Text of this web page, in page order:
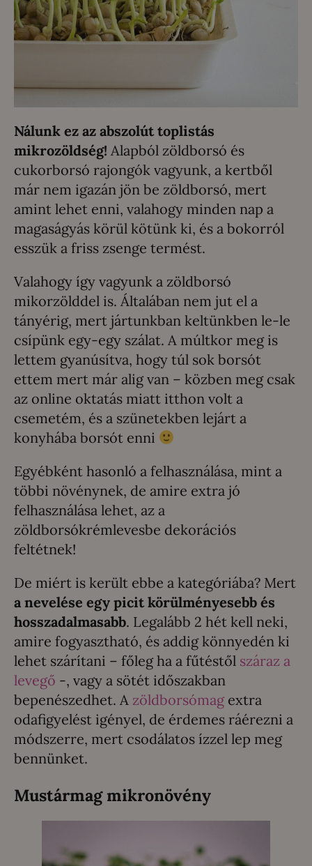
Nálunk ez az abszolút toplistás
mikrozöldség! Alapból zöldborsó és
cukorborsó rajongók vagyunk, a kertből
már nem igazán jön be zöldborsó, mert
amint lehet enni, valahogy minden nap a
magaságyás körül kötünk ki, és a bokorról
esszük a friss zsenge termést.
Valahogy így vagyunk a zöldborsó
mikorzölddel is. Általában nem jut el a
tányérig, mert jártunkban keltünkben le-le
csípünk egy-egy szálat. A múltkor meg is
lettem gyanúsítva, hogy túl sok borsót
ettem mert már alig van – közben meg csak
az online oktatás miatt itthon volt a
csemetém, és a szünetekben lejárt a
konyhába borsót enni
Egyébként hasonló a felhasználása, mint a
többi növénynek, de amire extra jó
felhasználása lehet, az a
zöldborsókrémlevesbe dekorációs
feltétnek!
De miért is került ebbe a kategóriába? Mert
a nevelése egy picit körülményesebb és
hosszadalmasabb. Legalább 2 hét kell neki,
amire fogyasztható, és addig könnyedén ki
lehet szárítani – főleg ha a fűtéstől száraz a
levegő -, vagy a sötét időszakban
bepenészedhet. A zöldborsómagextra
odafigyelést igényel, de érdemes ráérezni a
módszerre, mert csodálatos ízzel lep meg
bennünket.
Mustármag mikronövény